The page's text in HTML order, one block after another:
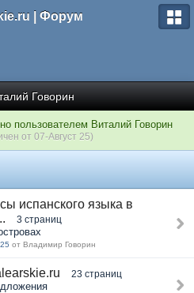
| Форум
Говорин
пользователем Виталий Говорин
от 07-Август 25)
испанского языка в
3 страниц
от Владимир Говорин
23 страниц